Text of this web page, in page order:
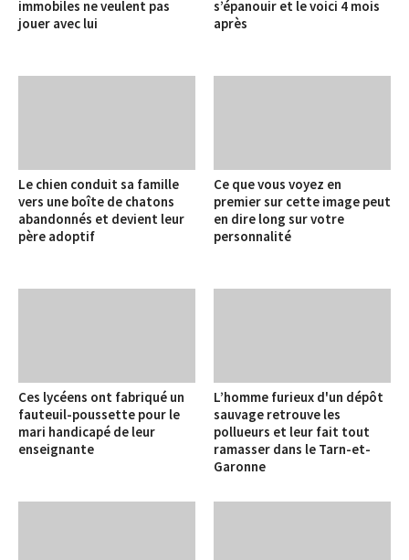
immobiles ne veulent pas
jouer avec lui
s’épanouir et le voici 4 mois
après
Le chien conduit sa famille
vers une boîte de chatons
abandonnés et devient leur
père adoptif
Ce que vous voyez en
premier sur cette image peut
en dire long sur votre
personnalité
Ces lycéens ont fabriqué un
fauteuil-poussette pour le
mari handicapé de leur
enseignante
L’homme furieux d'un dépôt
sauvage retrouve les
pollueurs et leur fait tout
ramasser dans le Tarn-et-
Garonne